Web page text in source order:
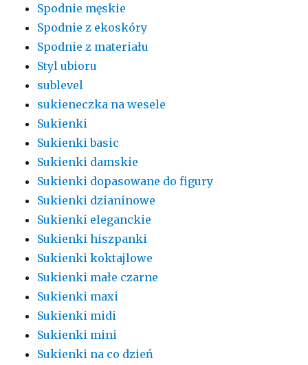
Spodnie męskie
Spodnie z ekoskóry
Spodnie z materiału
Styl ubioru
sublevel
sukieneczka na wesele
Sukienki
Sukienki basic
Sukienki damskie
Sukienki dopasowane do figury
Sukienki dzianinowe
Sukienki eleganckie
Sukienki hiszpanki
Sukienki koktajlowe
Sukienki małe czarne
Sukienki maxi
Sukienki midi
Sukienki mini
Sukienki na co dzień